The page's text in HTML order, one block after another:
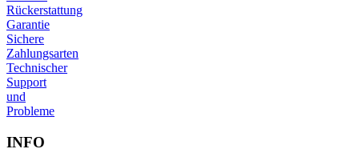
Rückerstattung
Garantie
Sichere
Zahlungsarten
Technischer
Support
und
Probleme
INFO